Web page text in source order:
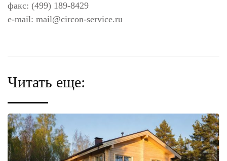
факс: (499) 189-8429
e-mail: mail@circon-service.ru
Читать еще: